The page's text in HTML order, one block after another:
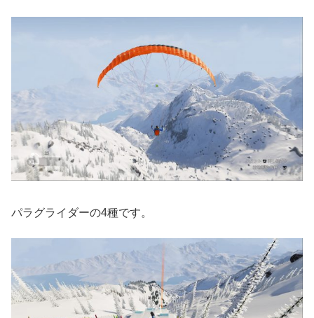
パラグライダーの4種です。